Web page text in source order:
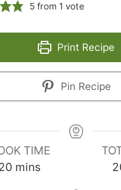
5 from 1 vote
Print Recipe
Pin Recipe
TIME
minutes
mins